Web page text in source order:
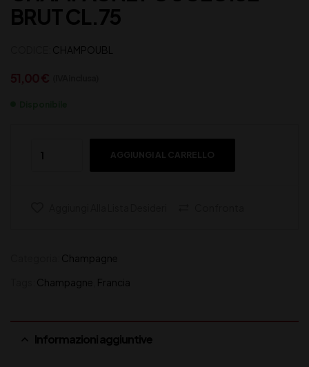
BRUT CL.75
CHAMPOUBL
AGGIUNGI AL CARRELLO
Champagne
Champagne Francia
Informazioni aggiuntive